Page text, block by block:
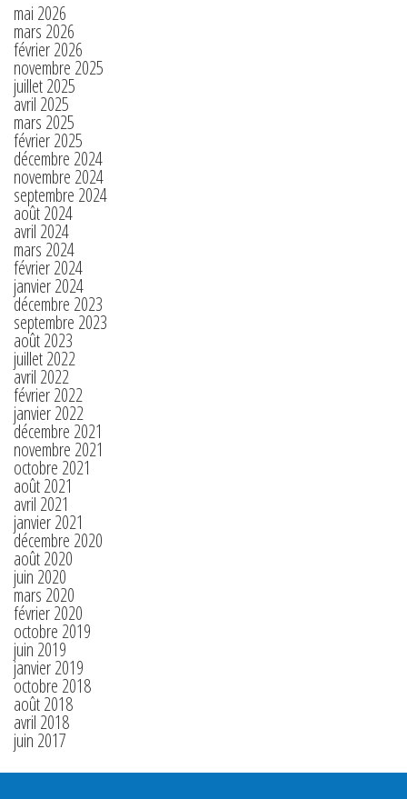
mai 2026
mars 2026
février 2026
novembre 2025
juillet 2025
avril 2025
mars 2025
février 2025
décembre 2024
novembre 2024
septembre 2024
août 2024
avril 2024
mars 2024
février 2024
janvier 2024
décembre 2023
septembre 2023
août 2023
juillet 2022
avril 2022
février 2022
janvier 2022
décembre 2021
novembre 2021
octobre 2021
août 2021
avril 2021
janvier 2021
décembre 2020
août 2020
juin 2020
mars 2020
février 2020
octobre 2019
juin 2019
janvier 2019
octobre 2018
août 2018
avril 2018
juin 2017